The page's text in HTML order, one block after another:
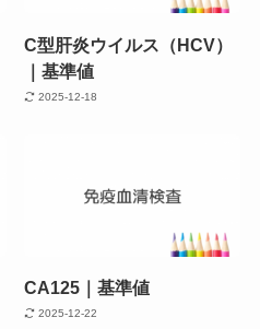
C型肝炎ウイルス（HCV）
｜基準値
2025-12-18
CA125｜基準値
2025-12-22